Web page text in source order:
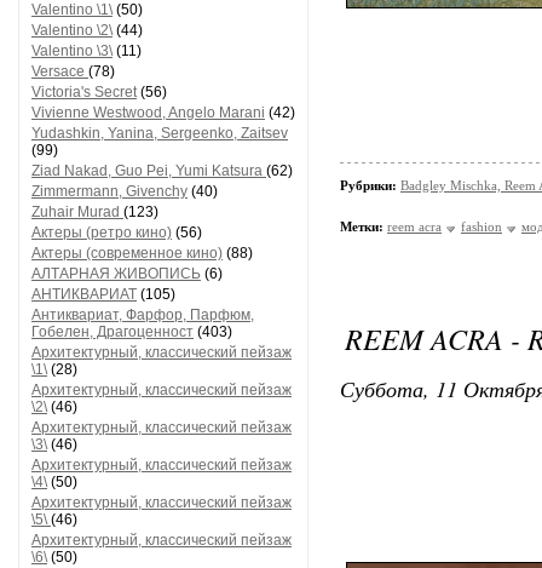
Valentino \1\(50)
Valentino \2\(44)
Valentino \3\(11)
Versace (78)
Victoria's Secret(56)
Vivienne Westwood, Angelo Marani (42)
Yudashkin, Yanina, Sergeenko, Zaitsev
(99)
Ziad Nakad, Guo Pei, Yumi Katsura (62)
Zimmermann, Givenchy (40)
Zuhair Murad (123)
Актеры (ретро кино) (56)
Актеры (современное кино) (88)
АЛТАРНАЯ ЖИВОПИСЬ (6)
АНТИКВАРИАТ (105)
Антиквариат, Фарфор, Парфюм,
Гобелен, Драгоценност (403)
Архитектурный, классический пейзаж
\1\(28)
Архитектурный, классический пейзаж
\2\(46)
Архитектурный, классический пейзаж
\3\(46)
Архитектурный, классический пейзаж
\4\(50)
Архитектурный, классический пейзаж
\5\(46)
Архитектурный, классический пейзаж
\6\(50)
Рубрики: Badgley Mischka, Reem
Метки: reem acra fashion
REEM ACRA -
Суббота, 11